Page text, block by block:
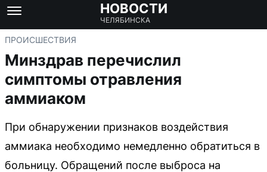
НОВОСТИ
ЧЕЛЯБИНСКА
ПРОИСШЕСТВИЯ
Минздрав перечислил
симптомы отравления
аммиаком
При обнаружении признаков воздействия
аммиака необходимо немедленно обратиться в
больницу. Обращений после выброса на